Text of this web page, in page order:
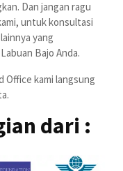
Dan jangan ragu
untuk konsultasi
yang
Bajo Anda.
Office kami langsung
dari :